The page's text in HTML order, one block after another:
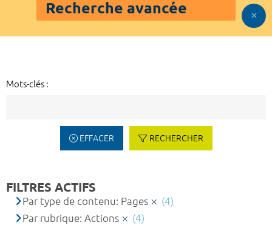
Recherche avancée
Mots-clés :
EFFACER RECHERCHER
FILTRES ACTIFS
Par type de contenu: Pages
(4)
Par rubrique: Actions
(4)